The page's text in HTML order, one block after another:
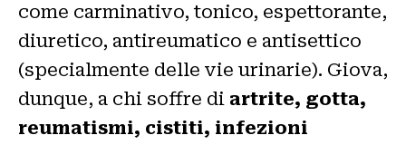
come carminativo, tonico, espettorante,
diuretico, antireumatico e antisettico
(specialmente delle vie urinarie). Giova,
dunque, a chi soffre di artrite, gotta,
reumatismi, cistiti, infezioni